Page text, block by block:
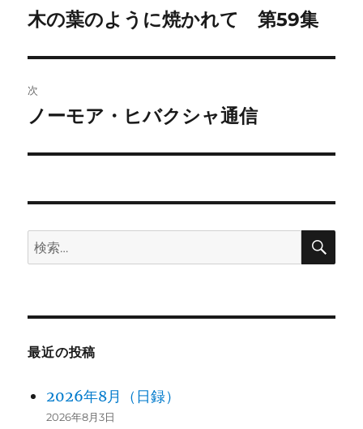
稿
ビ
ゲ
ー
ン
前
投
稿:
木の葉のように焼かれて 第59集
次
次
投
ノーモア・ヒバクシャ通信
検
索:
検
最近の投稿
2026年8月（日録）
2026年8月3日